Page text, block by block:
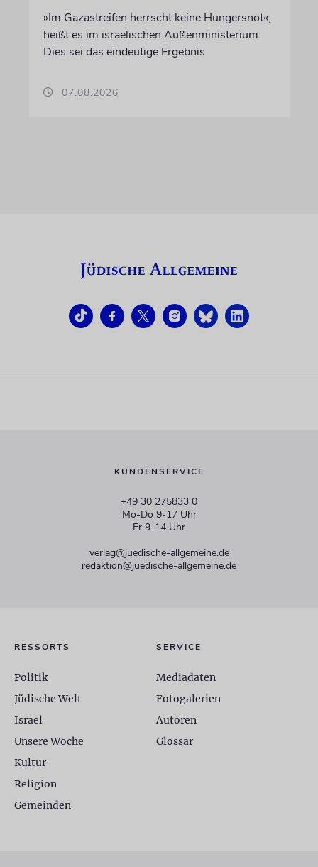
»Im Gazastreifen herrscht keine Hungersnot«,
heißt es im israelischen Außenministerium.
Dies sei das eindeutige Ergebnis
07.08.2026
KUNDENSERVICE
+49 30 275833 0
Mo-Do 9-17 Uhr
Fr 9-14 Uhr
verlag@juedische-allgemeine.de
redaktion@juedische-allgemeine.de
RESSORTS
Politik
Jüdische Welt
Israel
Unsere Woche
Kultur
Religion
Gemeinden
SERVICE
Mediadaten
Fotogalerien
Autoren
Glossar